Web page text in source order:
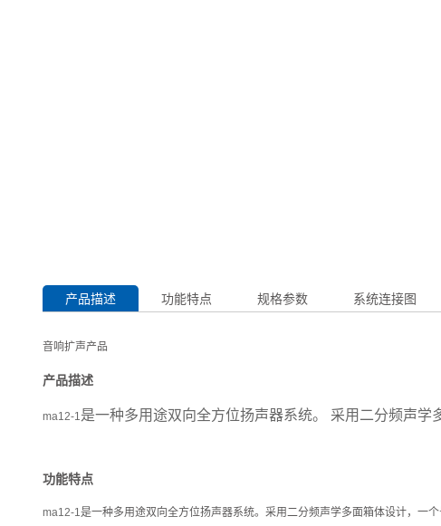
产品描述 功能特点 规格参数 系统连接图
音响扩声产品
产品描述
ma12-1是一种多用途双向全方位扬声器系统。 采用二分频声
功能特点
ma12-1是一种多用途双向全方位扬声器系统。 采用二分频声学多面箱体设计，一